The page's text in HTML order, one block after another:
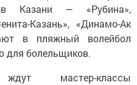
Казани — «Рубина»,
Казань», «Динамо-Ак
в пляжный волейбол
для болельщиков.
мастер-классы